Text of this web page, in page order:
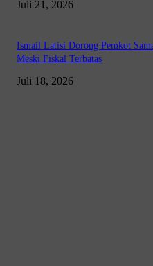
Juli 21, 2026
Ismail Latisi Dorong Pemkot
Meski Fiskal Terbatas
Juli 18, 2026